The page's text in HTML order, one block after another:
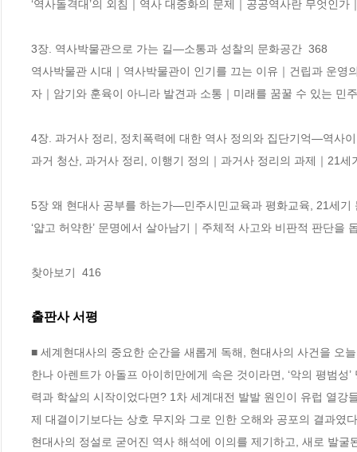
‘역사돌격대’의 외침｜역사 대중화의 문제｜공공역사란 무엇인
3장. 역사박물관으로 가는 길―소통과 성찰의 문화공간  368
역사박물관 시대｜역사박물관이 인기를 끄는 이유｜건립과 운
자｜암기와 훈육이 아니라 발견과 소통｜미래를 꿈꿀 수 있는 민
4장. 과거사 정리, 정치폭력에 대한 역사 정의와 집단기억―역사
과거 청산, 과거사 정리, 이행기 정의｜과거사 정리의 과제｜21
5장 왜 현대사 공부를 하는가―민주시민교육과 평화교육, 21세
‘얇고 허약한’ 문명에서 살아남기｜주체적 사고와 비판적 판단을
찾아보기  416
출판사 서평
■ 세계현대사의 중요한 순간을 새롭게 독해, 현대사의 사건을 오
한나 아렌트가 아돌프 아이히만에게 속은 것이라면, ‘악의 평범성
력과 학살의 시작이었다면? 1차 세계대전 발발 원인이 유럽 열
제 대결이기보다는 상호 무지와 그로 인한 오해와 공포의 결과였
현대사의 정설로 굳어진 역사 해석에 이의를 제기하고, 새로 발